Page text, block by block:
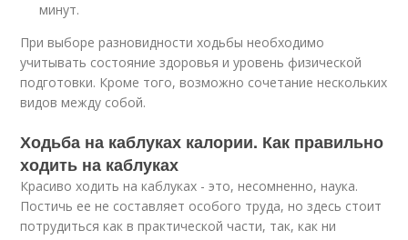
минут.
При выборе разновидности ходьбы необходимо
учитывать состояние здоровья и уровень физической
подготовки. Кроме того, возможно сочетание нескольких
видов между собой.
Ходьба на каблуках калории. Как правильно
ходить на каблуках
Красиво ходить на каблуках - это, несомненно, наука.
Постичь ее не составляет особого труда, но здесь стоит
потрудиться как в практической части, так, как ни